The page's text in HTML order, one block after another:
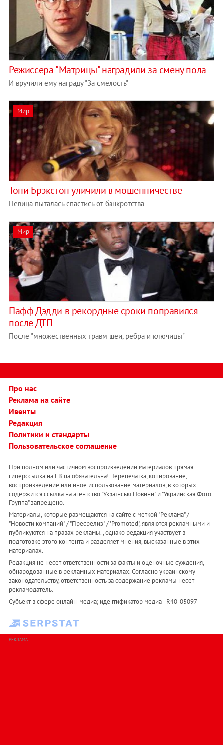
Режиссера "Матрицы" наградили за смену пола
И вручили ему награду "За смелость"
Мир
Тони Брэкстон уличили в мошенничестве
Певица пыталась спастись от банкротства
Мир
Пафф Дэдди в рекордные сроки поправился
после ДТП
После "множественных травм шеи, ребра и ключицы"
Про нас
Реклама на сайте
Ивенты
Редакция
Политики и стандарты
Пользовательское соглашение
При полном или частичном воспроизведении материалов прямая
гиперссылка на LB.ua обязательна! Перепечатка, копирование,
воспроизведение или иное использование материалов, в которых
содержится ссылка на агентство "Українськi Новини" и "Украинская Фото
Группа" запрещено.
Материалы, которые размещаются на сайте с меткой "Реклама" /
"Новости компаний" / "Пресрелиз" / "Promoted", являются рекламными и
публикуются на правах рекламы. , однако редакция участвует в
подготовке этого контента и разделяет мнения, высказанные в этих
материалах.
Редакция не несет ответственности за факты и оценочные суждения,
обнародованные в рекламных материалах. Согласно украинскому
законодательству, ответственность за содержание рекламы несет
рекламодатель.
Субъект в сфере онлайн-медиа; идентификатор медиа - R40-05097
РЕКЛАМА